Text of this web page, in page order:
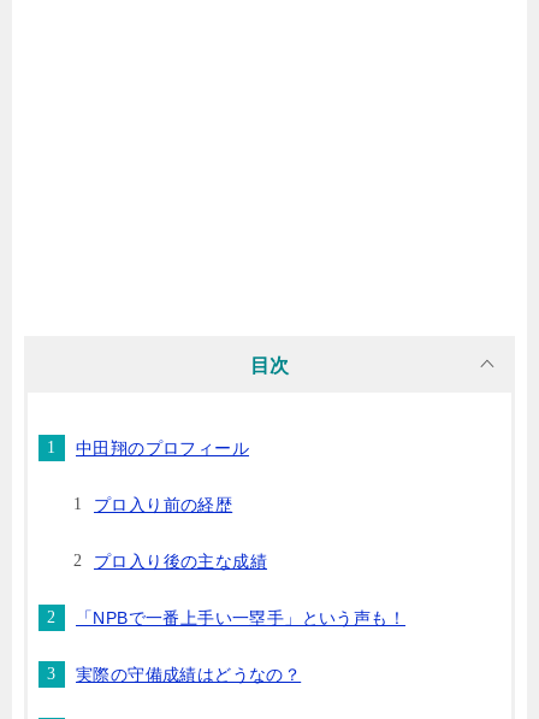
目次
中田翔のプロフィール
プロ入り前の経歴
プロ入り後の主な成績
「NPBで一番上手い一塁手」という声も！
実際の守備成績はどうなの？